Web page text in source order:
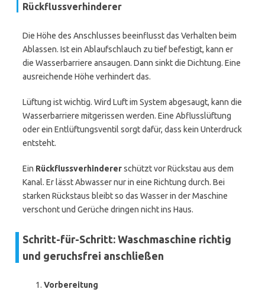
Rückflussverhinderer
Die Höhe des Anschlusses beeinflusst das Verhalten beim
Ablassen. Ist ein Ablaufschlauch zu tief befestigt, kann er
die Wasserbarriere ansaugen. Dann sinkt die Dichtung. Eine
ausreichende Höhe verhindert das.
Lüftung ist wichtig. Wird Luft im System abgesaugt, kann die
Wasserbarriere mitgerissen werden. Eine Abflusslüftung
oder ein Entlüftungsventil sorgt dafür, dass kein Unterdruck
entsteht.
Ein Rückflussverhindererschützt vor Rückstau aus dem
Kanal. Er lässt Abwasser nur in eine Richtung durch. Bei
starken Rückstaus bleibt so das Wasser in der Maschine
verschont und Gerüche dringen nicht ins Haus.
Schritt-für-Schritt: Waschmaschine richtig
und geruchsfrei anschließen
Vorbereitung